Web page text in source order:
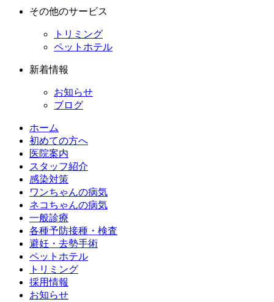
その他のサービス
トリミング
ペットホテル
新着情報
お知らせ
ブログ
ホーム
初めての方へ
医院案内
スタッフ紹介
感染対策
ワンちゃんの病気
ネコちゃんの病気
一般診療
各種予防接種・検査
避妊・去勢手術
ペットホテル
トリミング
採用情報
お知らせ